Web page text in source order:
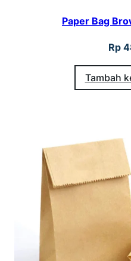
Paper Bag
Rp
Tambah